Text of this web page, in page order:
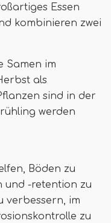
Essen
kombinieren zwei
Samen im
als
sind in der
werden
Böden zu
und -retention zu
verbessern, im
zu